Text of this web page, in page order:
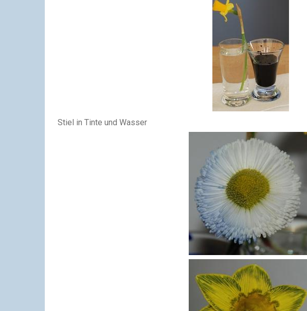
Stiel in Tinte und Wasser